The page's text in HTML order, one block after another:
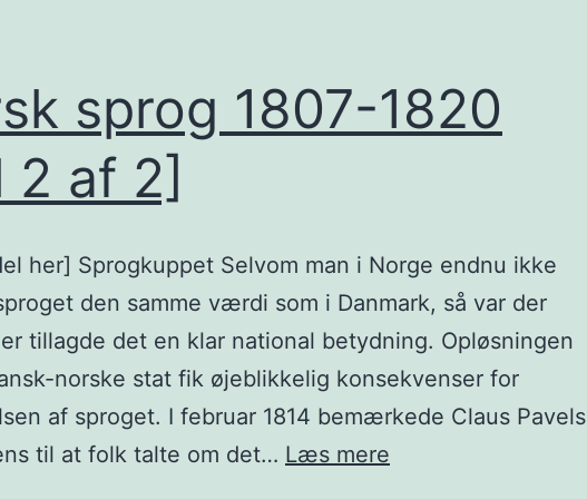
sprog 1807-1820
2 af 2]
her] Sprogkuppet Selvom man i Norge endnu ikke
den samme værdi som i Danmark, så var der
tillagde det en klar national betydning. Opløsningen
norske stat fik øjeblikkelig konsekvenser for
af sproget. I februar 1814 bemærkede Claus Pavels
til at folk talte om det… Læs mere